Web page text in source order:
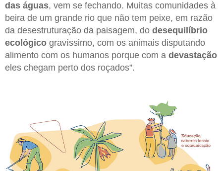
das águas, vem se fechando. Muitas comunidades à
beira de um grande rio que não tem peixe, em razão
da desestruturação da paisagem, do desequilíbrio
ecológico gravíssimo, com os animais disputando
alimento com os humanos porque com a devastação
eles chegam perto dos roçados”.